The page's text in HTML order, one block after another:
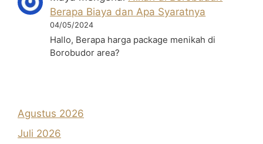
Berapa Biaya dan Apa Syaratnya
04/05/2024
Hallo, Berapa harga package menikah di
Borobudor area?
Agustus 2026
Juli 2026